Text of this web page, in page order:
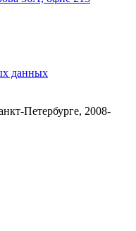
данных
Петербурге, 2008-